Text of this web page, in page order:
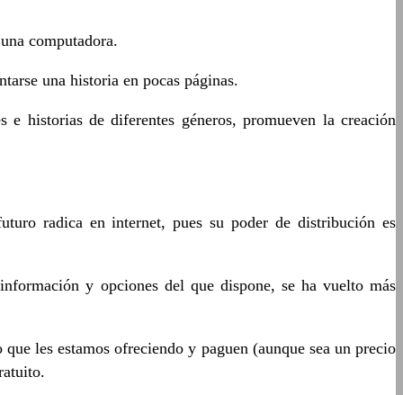
computadora.
una historia en pocas páginas.
historias de diferentes géneros, promueven la creación
radica en internet, pues su poder de distribución es
y opciones del que dispone, se ha vuelto más
les estamos ofreciendo y paguen (aunque sea un precio